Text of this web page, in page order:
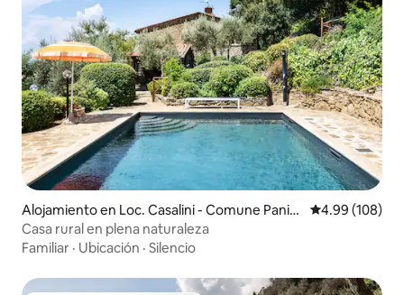
Alojamiento en Loc. Casalini - Comune Panic
ale
Calificación
4.99 (108)
Casa rural en plena naturaleza
Familiar · Ubicación · Silencio